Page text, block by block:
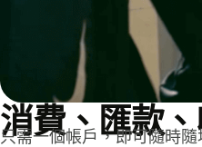
消費、匯款
只需一個帳戶，即可隨時